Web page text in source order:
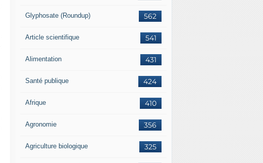
562
Glyphosate (Roundup)
541
Article scientifique
431
Alimentation
424
Santé publique
410
Afrique
356
Agronomie
325
Agriculture biologique